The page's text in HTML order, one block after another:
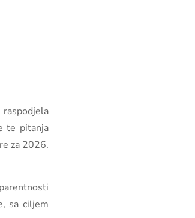
te pitanja
za 2026.
sa ciljem